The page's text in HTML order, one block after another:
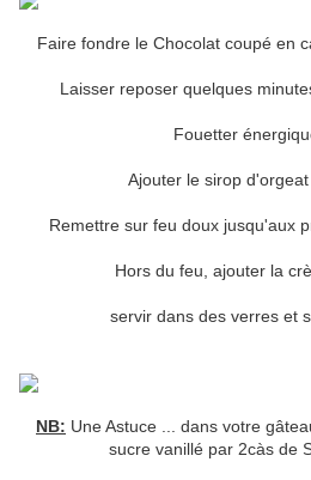
Faire fondre le Chocolat coupé en
Laisser reposer quelques
Fouetter
Ajouter le sirop d'orgeat
Remettre sur feu doux jusqu'aux
Hors du feu, ajouter la
servir dans des verres et
NB: Une Astuce ... dans votre
sucre vanillé par 2càs de